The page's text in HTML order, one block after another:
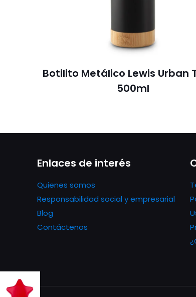
Botilito Metálico Lewis Urban
500ml
Enlaces de interés
Quienes somos
Responsabilidad social y empresarial
Blog
Contáctenos